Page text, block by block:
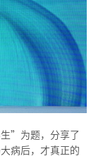
”为题，分享了
病后，才真正的